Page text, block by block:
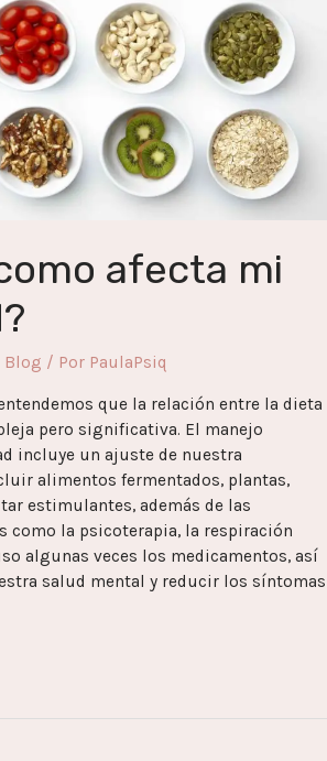
afecta mi
Blog / Por PaulaPsiq
que la relación entre la dieta
pero significativa. El manejo
incluye un ajuste de nuestra
alimentos fermentados, plantas,
estimulantes, además de las
como la psicoterapia, la respiración
algunas veces los medicamentos, así
salud mental y reducir los síntomas